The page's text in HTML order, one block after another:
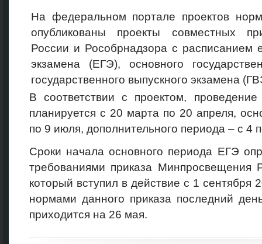
На федеральном портале проектов
опубликованы проекты совместных
России и Рособрнадзора с расписанием
экзамена (ЕГЭ), основного
государственного выпускного экзамена
В соответствии с проектом,
планируется с 20 марта по 20 апреля,
по 9 июля, дополнительного периода – с 4
Сроки начала основного периода ЕГЭ
требованиями приказа
который вступил в действие с 1 сентября
нормами данного приказа последний
приходится на 26 мая.